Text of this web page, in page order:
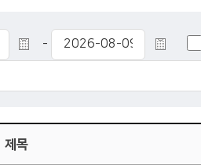
-
제목